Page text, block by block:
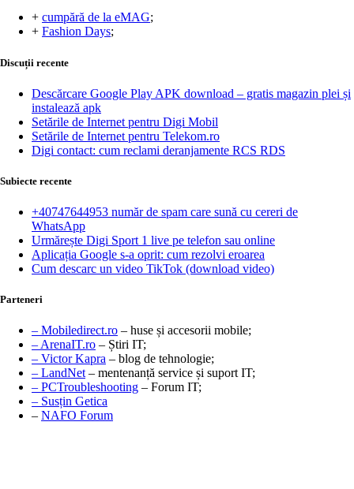
+ cumpără de la eMAG;
+ Fashion Days;
Discuții recente
Descărcare Google Play APK download – gratis magazin plei și
instalează apk
Setările de Internet pentru Digi Mobil
Setările de Internet pentru Telekom.ro
Digi contact: cum reclami deranjamente RCS RDS
Subiecte recente
+40747644953 număr de spam care sună cu cereri de
WhatsApp
Urmărește Digi Sport 1 live pe telefon sau online
Aplicația Google s-a oprit: cum rezolvi eroarea
Cum descarc un video TikTok (download video)
Parteneri
– Mobiledirect.ro – huse și accesorii mobile;
– ArenaIT.ro – Știri IT;
– Victor Kapra – blog de tehnologie;
– LandNet– mentenanță service și suport IT;
– PCTroubleshooting – Forum IT;
– Susțin Getica
– NAFO Forum